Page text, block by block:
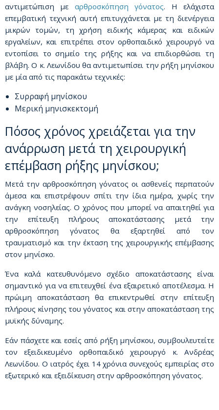
αντιμετώπιση με αρθροσκόπηση γόνατος. Η ελάχιστα
επεμβατική τεχνική αυτή επιτυγχάνεται με τη διενέργεια
μικρών τομών, τη χρήση ειδικής κάμερας και ειδικών
εργαλείων, και επιτρέπει στον ορθοπαιδικό χειρουργό να
εντοπίσει το σημείο της ρήξης και να επιδιορθώσει τη
βλάβη. Ο κ. Λεωνίδου θα αντιμετωπίσει την ρήξη μηνίσκου
με μία από τις παρακάτω τεχνικές:
Συρραφή μηνίσκου
Μερική μηνισκεκτομή
Πόσος χρόνος χρειάζεται για την
ανάρρωση μετά τη χειρουργική
επέμβαση ρήξης μηνίσκου;
Μετά την αρθροσκόπηση γόνατος οι ασθενείς περπατούν
άμεσα και επιστρέφουν σπίτι την ίδια ημέρα, χωρίς την
ανάγκη νοσηλείας. Ο χρόνος που μπορεί να απαιτηθεί για
την επίτευξη πλήρους αποκατάστασης μετά την
αρθροσκόπηση γόνατος θα εξαρτηθεί από τον
τραυματισμό και την έκταση της χειρουργικής επέμβασης
στον μηνίσκο.
Ένα καλά κατευθυνόμενο σχέδιο αποκατάστασης είναι
σημαντικό για να επιτευχθεί ένα εξαιρετικό αποτέλεσμα. Η
πρώιμη αποκατάσταση θα επικεντρωθεί στην επίτευξη
πλήρους κίνησης του γόνατος και στην αποκατάσταση της
μυϊκής δύναμης.
Εάν πάσχετε και εσείς από ρήξη μηνίσκου, συμβουλευτείτε
τον εξειδικευμένο ορθοπαιδικό χειρουργό κ. Ανδρέας
Λεωνίδου. Ο ιατρός έχει 14 χρόνια συνεχούς εμπειρίας στο
εξωτερικό και εξειδίκευση στην αρθροσκόπηση γόνατος.